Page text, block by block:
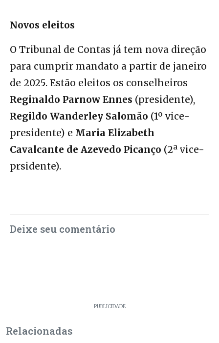
Novos eleitos
O Tribunal de Contas já tem nova direção
para cumprir mandato a partir de janeiro
de 2025. Estão eleitos os conselheiros
Reginaldo Parnow Ennes (presidente),
Regildo Wanderley Salomão (1º vice-
presidente) e Maria Elizabeth
Cavalcante de Azevedo Picanço (2ª vice-
prsidente).
Deixe seu comentário
PUBLICIDADE
Relacionadas